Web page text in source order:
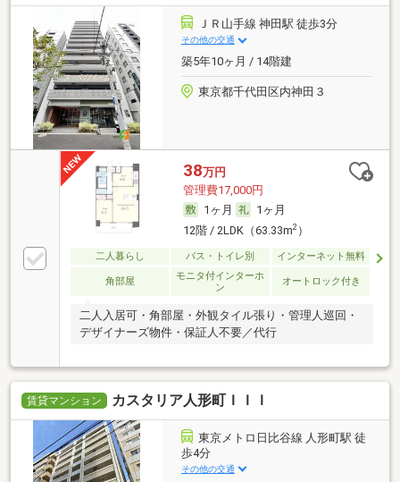
ＪＲ山手線 神田駅 徒歩3分
その他の交通
築5年10ヶ月 / 14階建
東京都千代田区内神田３
38万円
管理費17,000円
1ヶ月
1ヶ月
12階 / 2LDK（63.33m2）
二人暮らし バス・トイレ別 インターネット無料
角部屋
モニタ付インターホ
ン
オートロック付き
二人入居可・角部屋・外観タイル張り・管理人巡回・
デザイナーズ物件・保証人不要／代行
賃貸マンション カスタリア人形町ＩＩＩ
東京メトロ日比谷線 人形町駅 徒
歩4分
その他の交通